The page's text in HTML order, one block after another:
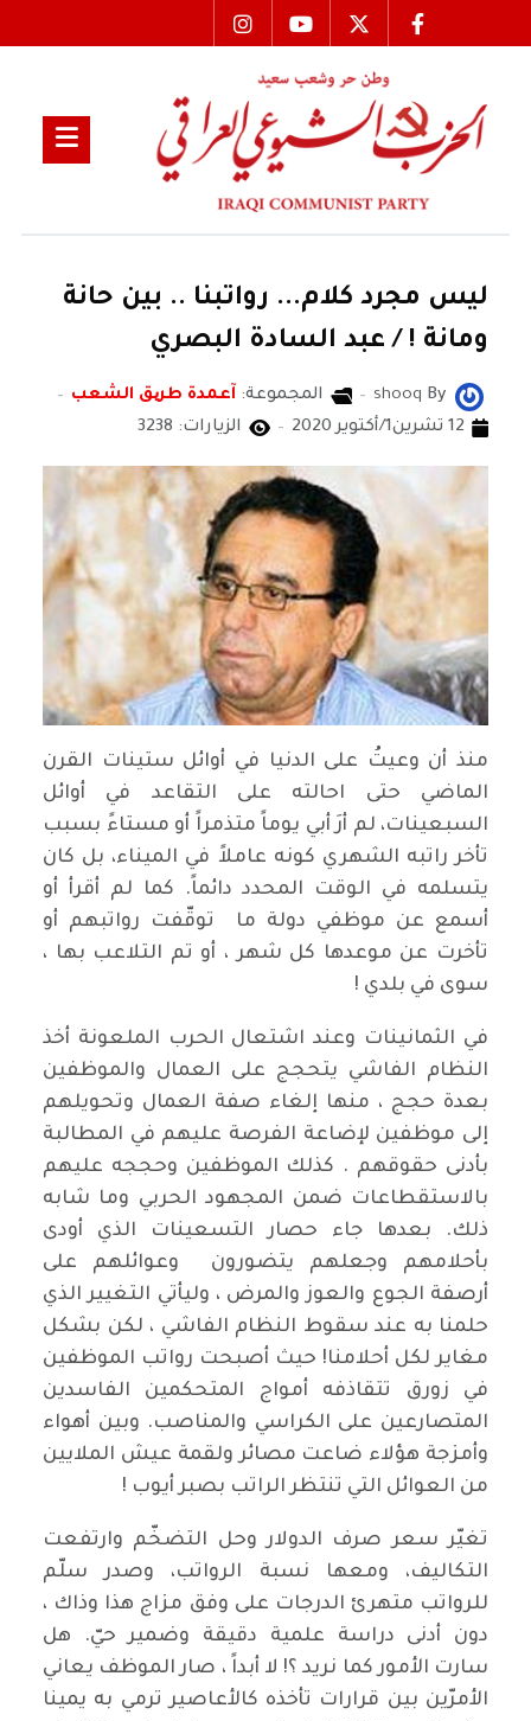
ليس مجرد كلام... رواتبنا .. بين حانة
ومانة ! / عبد السادة البصري
By
shooq المجموعة: آعمدة طریق الشعب
12 تشرين1/أكتوير 2020
الزيارات: 3238
منذ أن وعيتُ على الدنيا في أوائل ستينات القرن
الماضي حتى احالته على التقاعد في أوائل
السبعينات، لم أرَ أبي يوماً متذمراً أو مستاءً بسبب
تأخر راتبه الشهري كونه عاملاً في الميناء، بل كان
يتسلمه في الوقت المحدد دائماً. كما لم أقرأ أو
أسمع عن موظفي دولة ما توقّفت رواتبهم أو
تأخرت عن موعدها كل شهر ، أو تم التلاعب بها ،
سوى في بلدي !
في الثمانينات وعند اشتعال الحرب الملعونة أخذ
النظام الفاشي يتحجج على العمال والموظفين
بعدة حجج ، منها إلغاء صفة العمال وتحويلهم
إلى موظفين لإضاعة الفرصة عليهم في المطالبة
بأدنى حقوقهم . كذلك الموظفين وحججه عليهم
بالاستقطاعات ضمن المجهود الحربي وما شابه
ذلك. بعدها جاء حصار التسعينات الذي أودى
بأحلامهم وجعلهم يتضورون وعوائلهم على
أرصفة الجوع والعوز والمرض ، وليأتي التغيير الذي
حلمنا به عند سقوط النظام الفاشي ، لكن بشكل
مغاير لكل أحلامنا! حيث أصبحت رواتب الموظفين
في زورق تتقاذفه أمواج المتحكمين الفاسدين
المتصارعين على الكراسي والمناصب. وبين أهواء
وأمزجة هؤلاء ضاعت مصائر ولقمة عيش الملايين
من العوائل التي تنتظر الراتب بصبر أيوب !
تغيّر سعر صرف الدولار وحل التضخّم وارتفعت
التكاليف، ومعها نسبة الرواتب، وصدر سلّم
للرواتب متهرئ الدرجات على وفق مزاج هذا وذاك ،
دون أدنى دراسة علمية دقيقة وضمير حيّ. هل
سارت الأمور كما نريد ؟! لا أبداً ، صار الموظف يعاني
الأمرّين بين قرارات تأخذه كالأعاصير ترمي به يمينا